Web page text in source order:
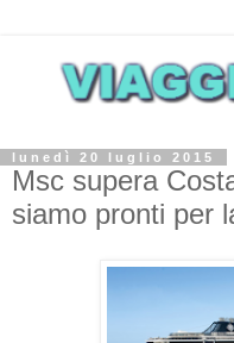
lunedì 20 luglio 2015
Msc supera
siamo pronti per